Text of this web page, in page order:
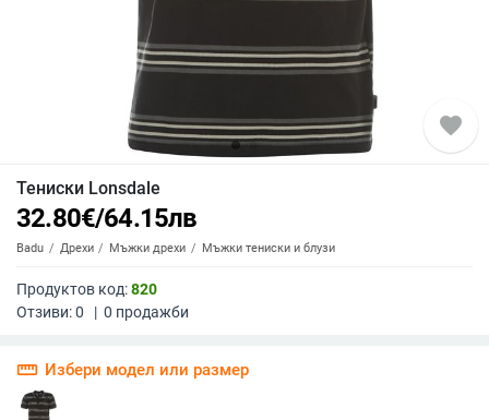
favorite
Тениски Lonsdale
32.80€/64.15лв
Badu Дрехи Мъжки дрехи Мъжки тениски и блузи
Продуктов код:820
Отзиви:0 | 0 продажби
straighten Избери модел или размер